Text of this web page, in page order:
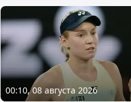
00:10, 08 августа 2026